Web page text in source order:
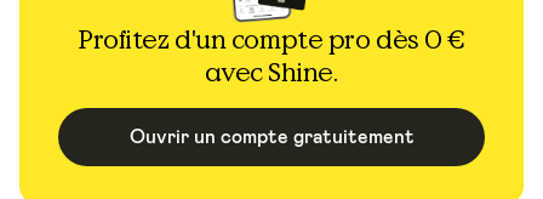
Profitez d'un compte pro dès 0 €
avec Shine.
Ouvrir un compte gratuitement